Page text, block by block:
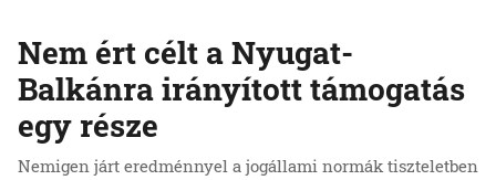
Nem ért célt a Nyugat-
Balkánra irányított támogatás
egy része
Nemigen járt eredménnyel a jogállami normák tiszteletben